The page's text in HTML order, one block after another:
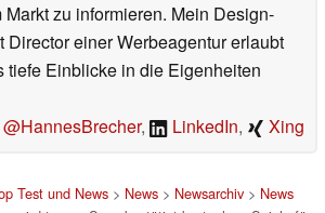
zu informieren. Mein Design-
Director einer Werbeagentur erlaubt
tiefe Einblicke in die Eigenheiten
@HannesBrecher, LinkedIn, Xing
Test und News> News> Newsarchiv> News